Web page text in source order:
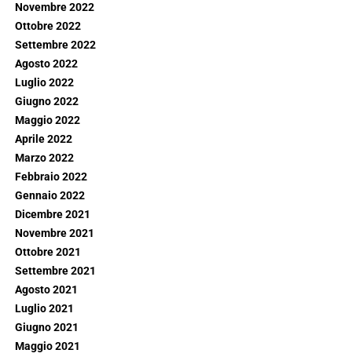
Novembre 2022
Ottobre 2022
Settembre 2022
Agosto 2022
Luglio 2022
Giugno 2022
Maggio 2022
Aprile 2022
Marzo 2022
Febbraio 2022
Gennaio 2022
Dicembre 2021
Novembre 2021
Ottobre 2021
Settembre 2021
Agosto 2021
Luglio 2021
Giugno 2021
Maggio 2021